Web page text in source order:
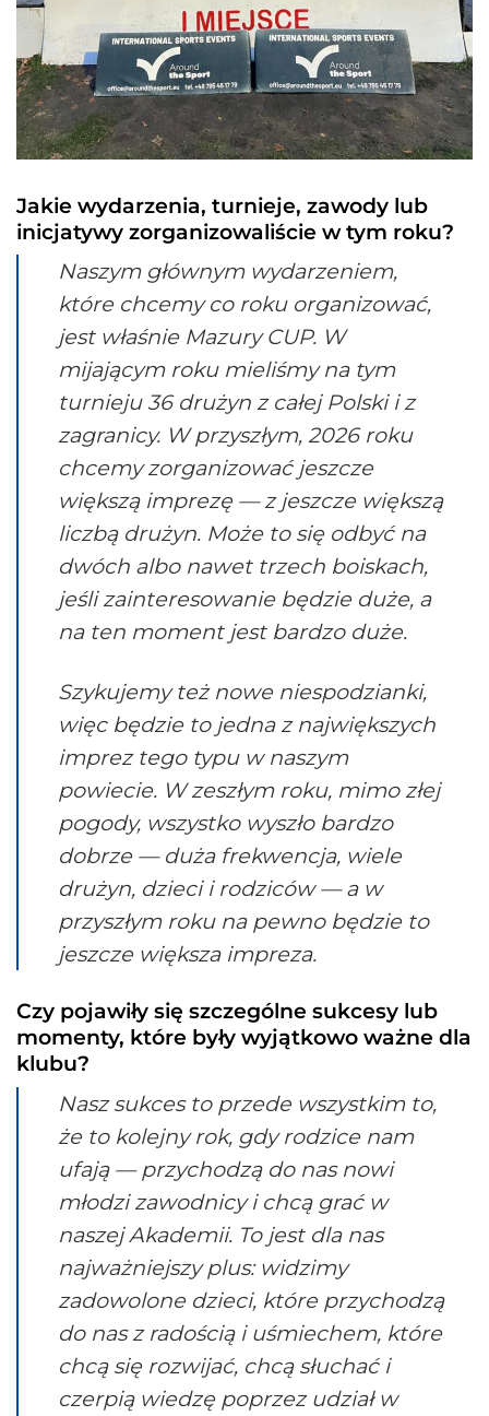
Jakie wydarzenia, turnieje, zawody lub
inicjatywy zorganizowaliście w tym roku?
Naszym głównym wydarzeniem,
które chcemy co roku organizować,
jest właśnie Mazury CUP. W
mijającym roku mieliśmy na tym
turnieju 36 drużyn z całej Polski i z
zagranicy. W przyszłym, 2026 roku
chcemy zorganizować jeszcze
większą imprezę — z jeszcze większą
liczbą drużyn. Może to się odbyć na
dwóch albo nawet trzech boiskach,
jeśli zainteresowanie będzie duże, a
na ten moment jest bardzo duże.
Szykujemy też nowe niespodzianki,
więc będzie to jedna z największych
imprez tego typu w naszym
powiecie. W zeszłym roku, mimo złej
pogody, wszystko wyszło bardzo
dobrze — duża frekwencja, wiele
drużyn, dzieci i rodziców — a w
przyszłym roku na pewno będzie to
jeszcze większa impreza.
Czy pojawiły się szczególne sukcesy lub
momenty, które były wyjątkowo ważne dla
klubu?
Nasz sukces to przede wszystkim to,
że to kolejny rok, gdy rodzice nam
ufają — przychodzą do nas nowi
młodzi zawodnicy i chcą grać w
naszej Akademii. To jest dla nas
najważniejszy plus: widzimy
zadowolone dzieci, które przychodzą
do nas z radością i uśmiechem, które
chcą się rozwijać, chcą słuchać i
czerpią wiedzę poprzez udział w